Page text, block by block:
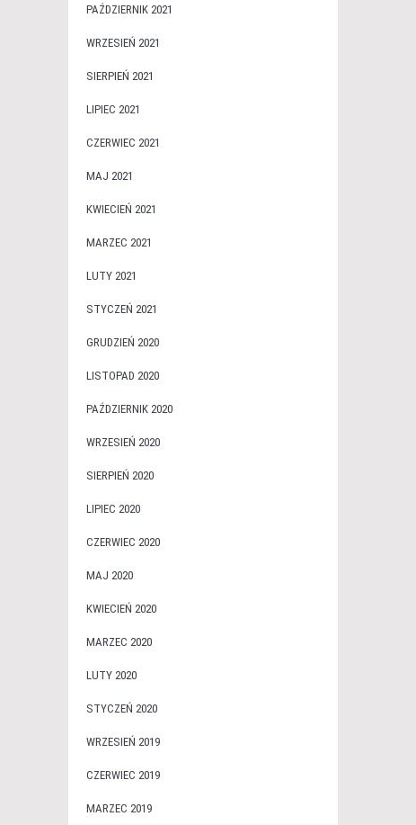
PAŹDZIERNIK 2021
WRZESIEŃ 2021
SIERPIEŃ 2021
LIPIEC 2021
CZERWIEC 2021
MAJ 2021
KWIECIEŃ 2021
MARZEC 2021
LUTY 2021
STYCZEŃ 2021
GRUDZIEŃ 2020
LISTOPAD 2020
PAŹDZIERNIK 2020
WRZESIEŃ 2020
SIERPIEŃ 2020
LIPIEC 2020
CZERWIEC 2020
MAJ 2020
KWIECIEŃ 2020
MARZEC 2020
LUTY 2020
STYCZEŃ 2020
WRZESIEŃ 2019
CZERWIEC 2019
MARZEC 2019